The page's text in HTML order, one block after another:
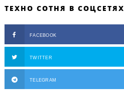
ТЕХНО СОТНЯ В СОЦСЕТЯХ
FACEBOOK
TWITTER
TELEGRAM